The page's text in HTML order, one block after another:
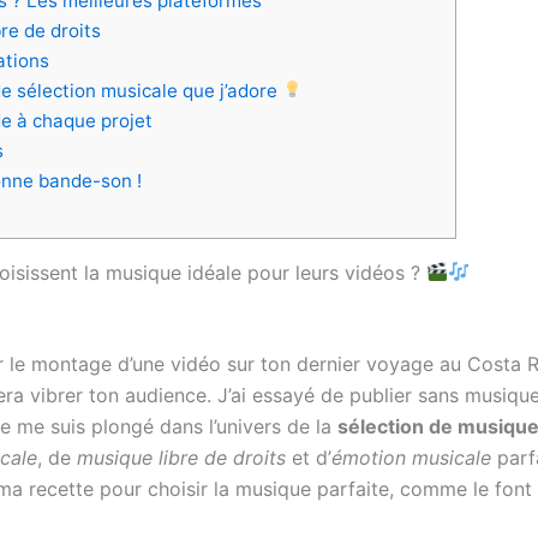
de droits
sélection musicale que j’adore
à chaque projet
bande-son !
la musique idéale pour leurs vidéos ?
montage d’une vidéo sur ton dernier voyage au Costa
vibrer ton audience. J’ai essayé de publier sans
me suis plongé dans l’univers de la sélection de musique
, de musique libre de droits et d’émotion musicale
recette pour choisir la musique parfaite, comme le